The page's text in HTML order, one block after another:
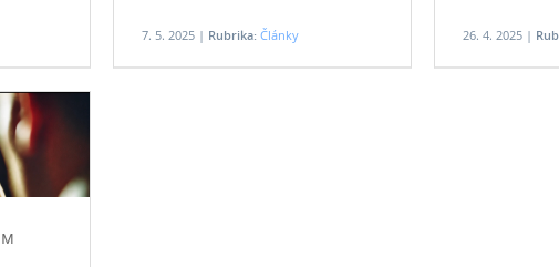
7. 5. 2025 | Rubrika: Články 26. 4. 2025 |